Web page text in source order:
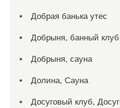
Добрая банька утес
Добрыня, банный клуб
Добрыня, сауна
Долина, Сауна
Досуговый клуб,